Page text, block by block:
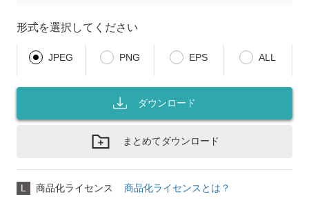
形式を選択してください
JPEG PNG EPS ALL
ダウンロード
まとめてダウンロード
L 商品化ライセンス 商品化ライセンスとは？